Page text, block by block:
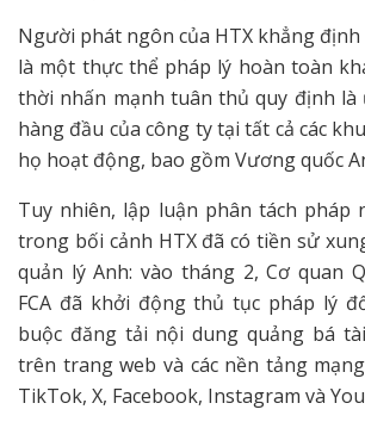
Người phát ngôn của HTX khẳng định
là một thực thể pháp lý hoàn toàn
thời nhấn mạnh tuân thủ quy định
hàng đầu của công ty tại tất cả các
họ hoạt động, bao gồm Vương quốc
Tuy nhiên, lập luận phân tách pháp
trong bối cảnh HTX đã có tiền sử
quản lý Anh: vào tháng 2, Cơ quan
FCA đã khởi động thủ tục pháp lý
buộc đăng tải nội dung quảng bá
trên trang web và các nền tảng
TikTok, X, Facebook, Instagram và